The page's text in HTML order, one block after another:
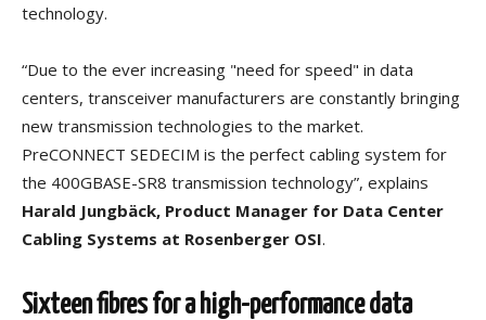
technology.
“Due to the ever increasing "need for speed" in data
centers, transceiver manufacturers are constantly bringing
new transmission technologies to the market.
PreCONNECT SEDECIM is the perfect cabling system for
the 400GBASE-SR8 transmission technology”, explains
Harald Jungbäck, Product Manager for Data Center
Cabling Systems at Rosenberger OSI.
Sixteen fibres for a high-performance data